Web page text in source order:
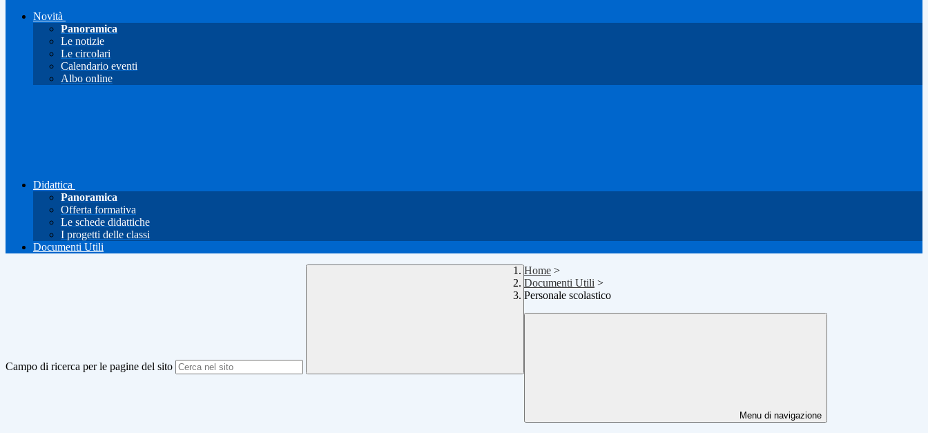
Novità
Panoramica
Le notizie
Le circolari
Calendario eventi
Albo online
Didattica
Panoramica
Offerta formativa
Le schede didattiche
I progetti delle classi
Documenti Utili
Campo di ricerca per le pagine del sito
Home >
Documenti Utili >
Personale scolastico
Menu di navigazione